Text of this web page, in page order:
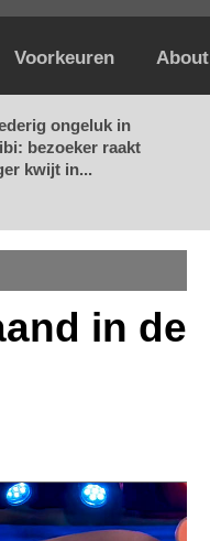
Voorkeuren About
ongeluk in
bezoeker raakt
kwijt in...
in de